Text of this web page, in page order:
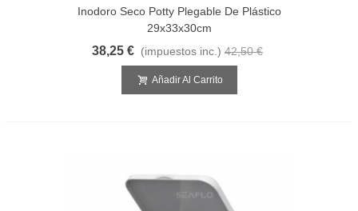
Inodoro Seco Potty Plegable De Plástico
29x33x30cm
38,25 € (impuestos inc.) 42,50 €
Añadir Al Carrito